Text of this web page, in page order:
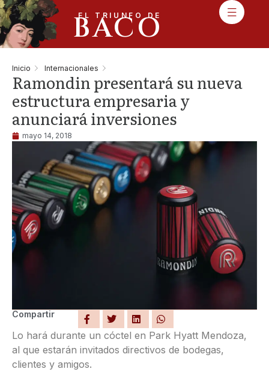
EL TRIUNFO DE
BACO
Inicio Internacionales
Ramondin presentará su nueva
estructura empresaria y
anunciará inversiones
mayo 14, 2018
Compartir
Lo hará durante un cóctel en Park Hyatt Mendoza,
al que estarán invitados directivos de bodegas,
clientes y amigos.